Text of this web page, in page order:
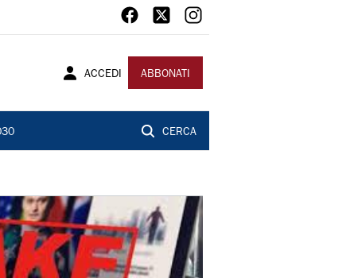
ACCEDI ABBONATI
CERCA